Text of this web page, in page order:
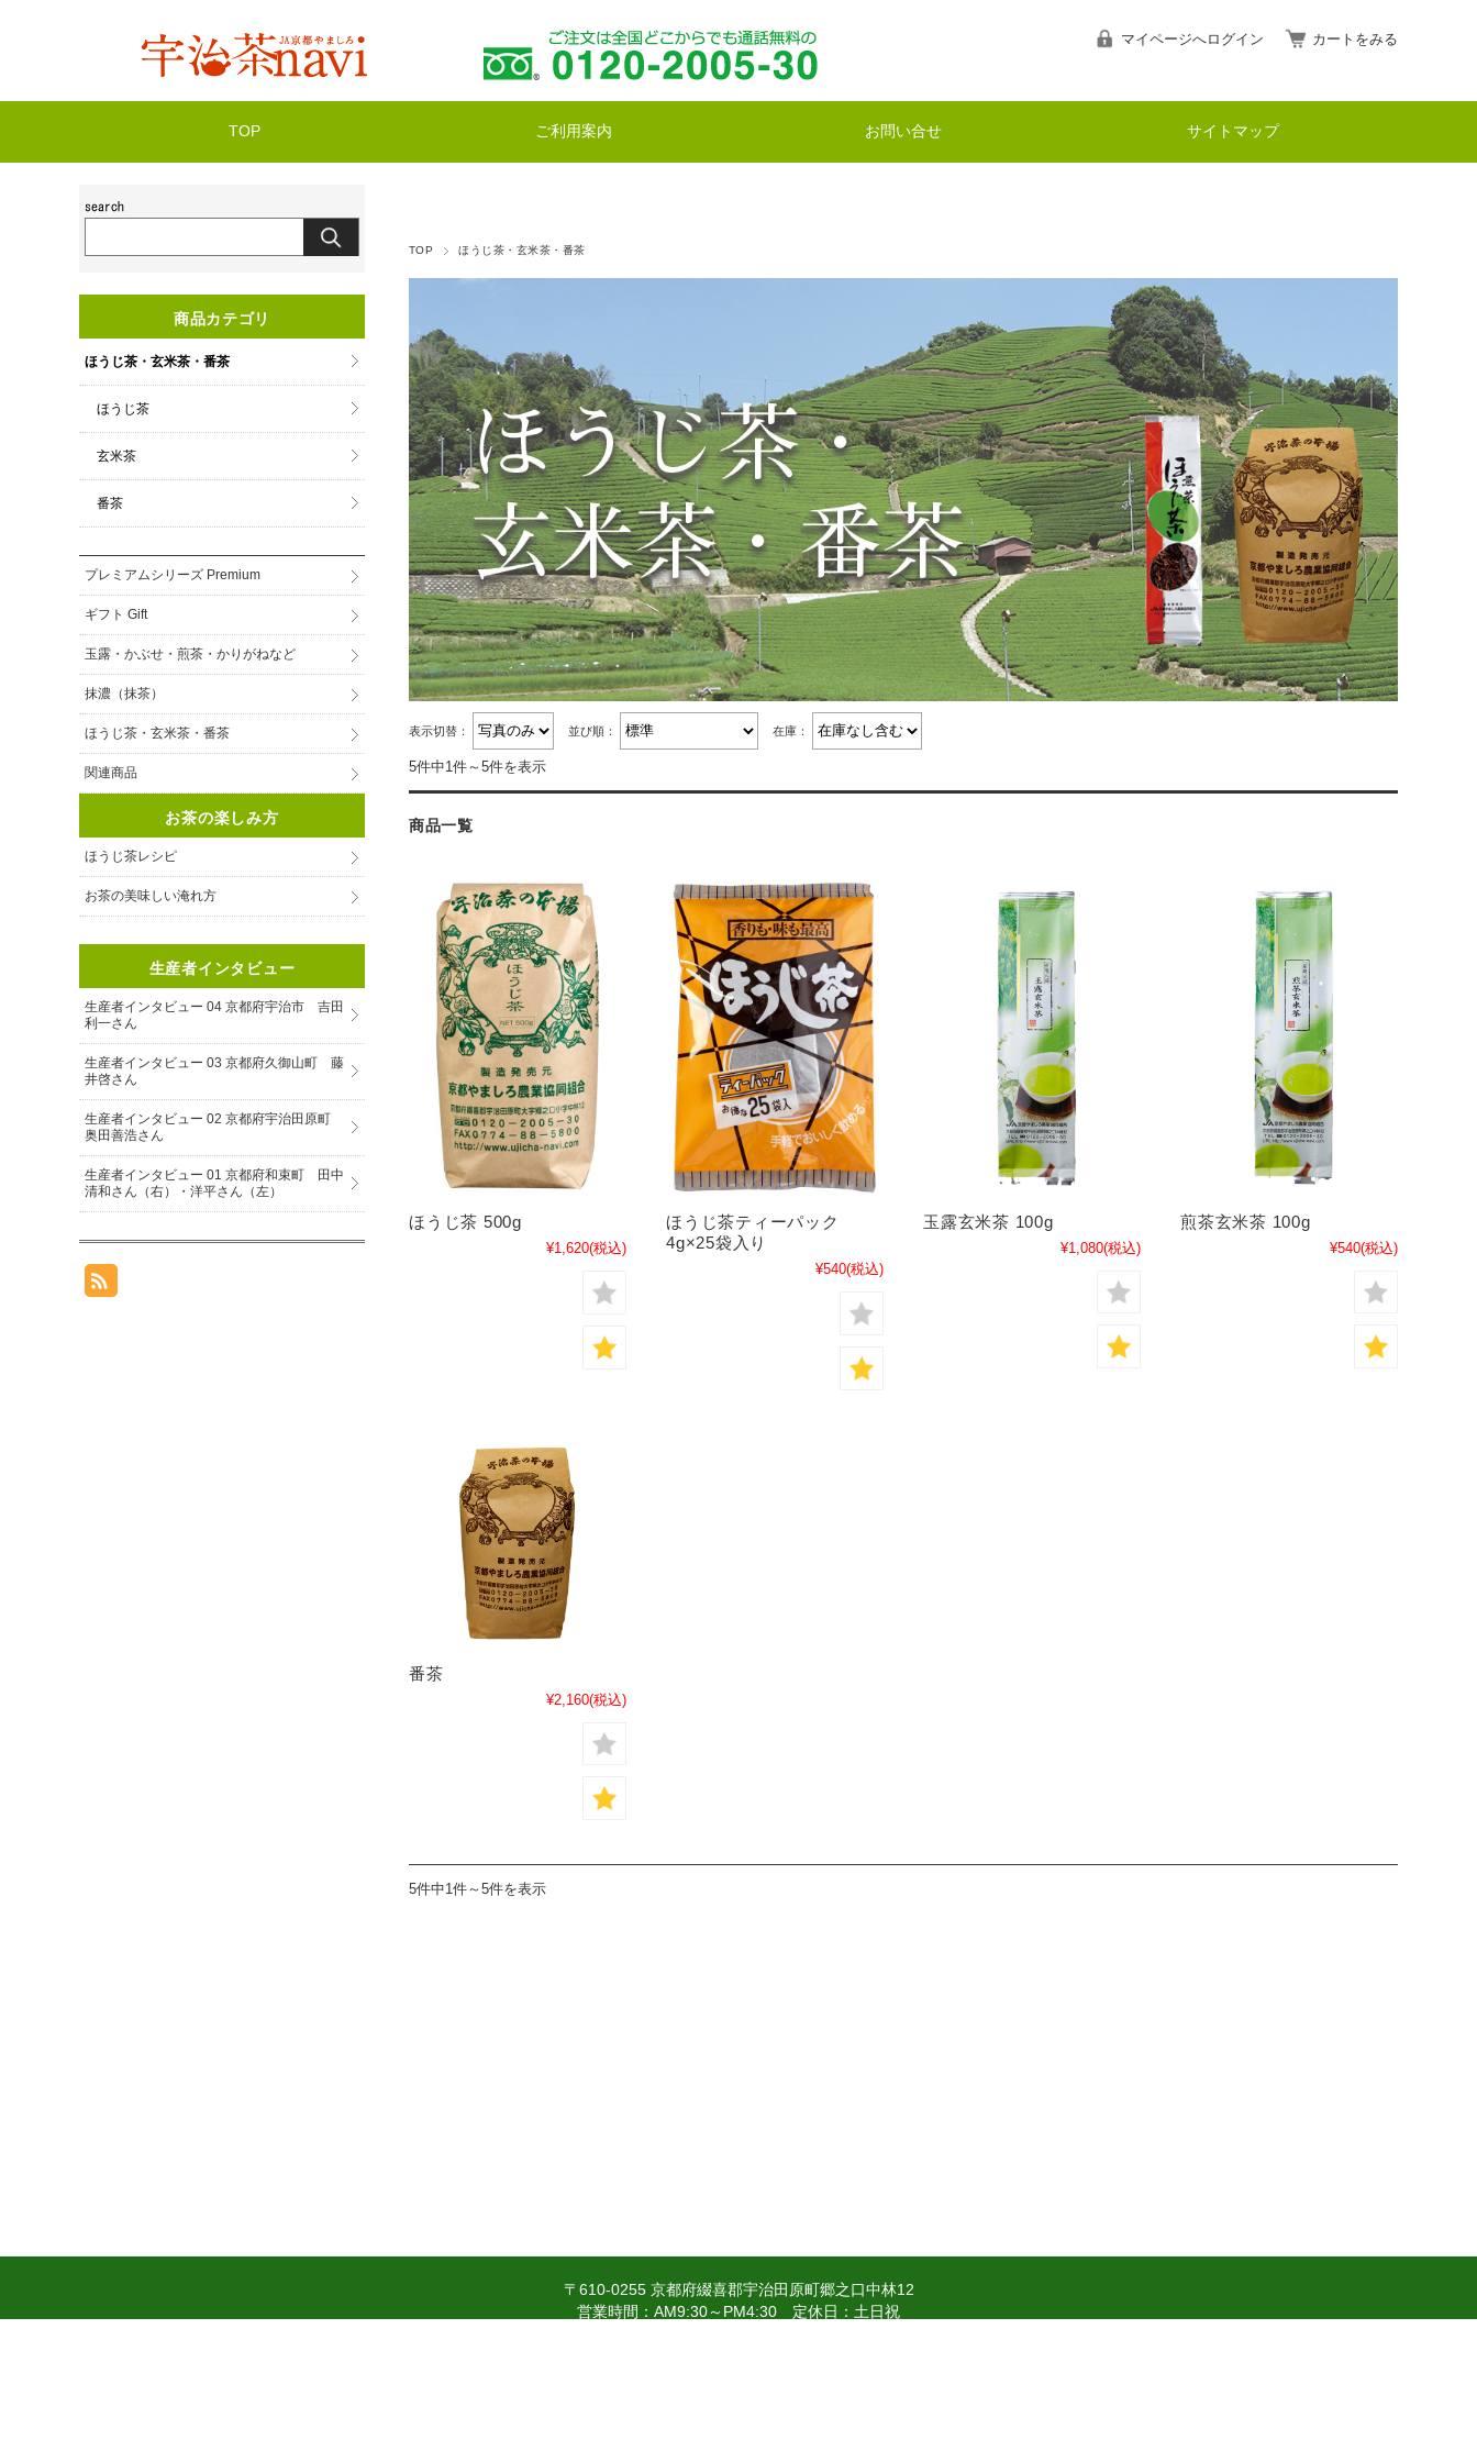
マイページへログイン カートをみる
TOP ご利用案内 お問い合せ サイトマップ
TOP ほうじ茶・玄米茶・番茶
表示切替： 並び順： 在庫：
5件中1件～5件を表示
商品一覧
ほうじ茶 500g
¥1,620(税込)
ほうじ茶ティーパック
4g×25袋入り
¥540(税込)
玉露玄米茶 100g
¥1,080(税込)
煎茶玄米茶 100g
¥540(税込)
番茶
¥2,160(税込)
5件中1件～5件を表示
商品カテゴリ
ほうじ茶・玄米茶・番茶
ほうじ茶
玄米茶
番茶
プレミアムシリーズ Premium
ギフト Gift
玉露・かぶせ・煎茶・かりがねなど
抹濃（抹茶）
ほうじ茶・玄米茶・番茶
関連商品
お茶の楽しみ方
ほうじ茶レシピ
お茶の美味しい淹れ方
生産者インタビュー
生産者インタビュー 04 京都府宇治市 吉田
利一さん
生産者インタビュー 03 京都府久御山町 藤
井啓さん
生産者インタビュー 02 京都府宇治田原町
奥田善浩さん
生産者インタビュー 01 京都府和束町 田中
清和さん（右）・洋平さん（左）
〒610-0255 京都府綴喜郡宇治田原町郷之口中林12
営業時間：AM9:30～PM4:30 定休日：土日祝